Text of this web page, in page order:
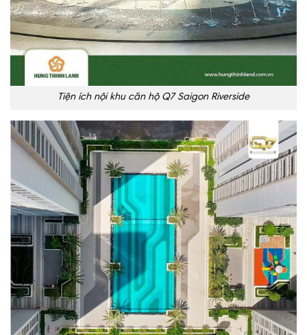
Tiện ích nội khu căn hộ Q7 Saigon Riverside